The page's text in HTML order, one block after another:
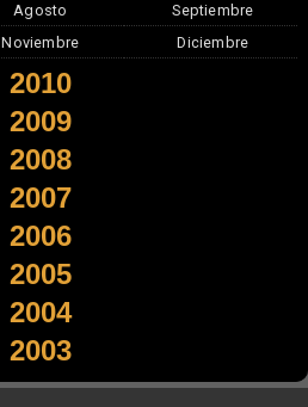
Agosto
Septiembre
Noviembre Diciembre
2010
2009
2008
2007
2006
2005
2004
2003